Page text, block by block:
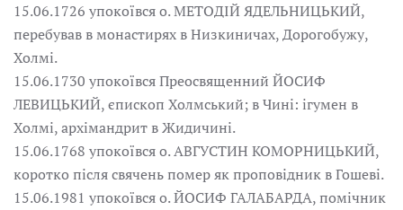
15.06.1726 упокоївся о. МЕТОДІЙ ЯДЕЛЬНИЦЬКИЙ,
перебував в монастирях в Низкиничах, Дорогобужу,
Холмі.
15.06.1730 упокоївся Преосвященний ЙОСИФ
ЛЕВИЦЬКИЙ, єпископ Холмський; в Чині: ігумен в
Холмі, архімандрит в Жидичині.
15.06.1768 упокоївся о. АВГУСТИН КОМОРНИЦЬКИЙ,
коротко після свячень помер як проповідник в Гошеві.
15.06.1981 упокоївся о. ЙОСИФ ГАЛАБАРДА, помічник